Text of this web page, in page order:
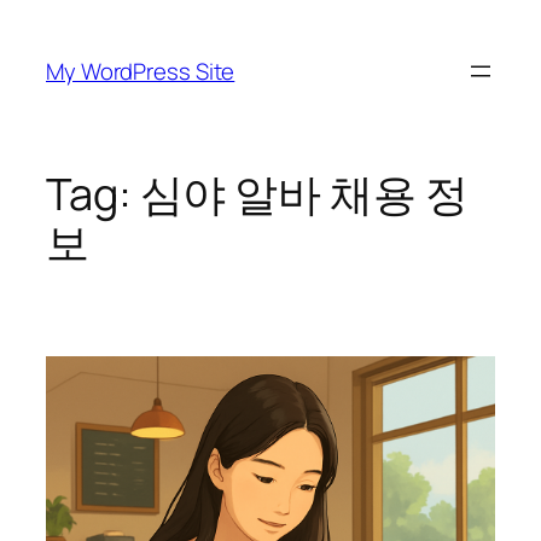
content
My WordPress Site
Tag: 심야 알바 채용 정
보